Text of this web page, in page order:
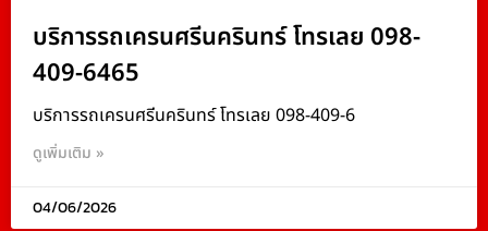
บริการรถเครนศรีนครินทร์ โทรเลย 098-
409-6465
บริการรถเครนศรีนครินทร์ โทรเลย 098-409-6
ดูเพิ่มเติม »
04/06/2026